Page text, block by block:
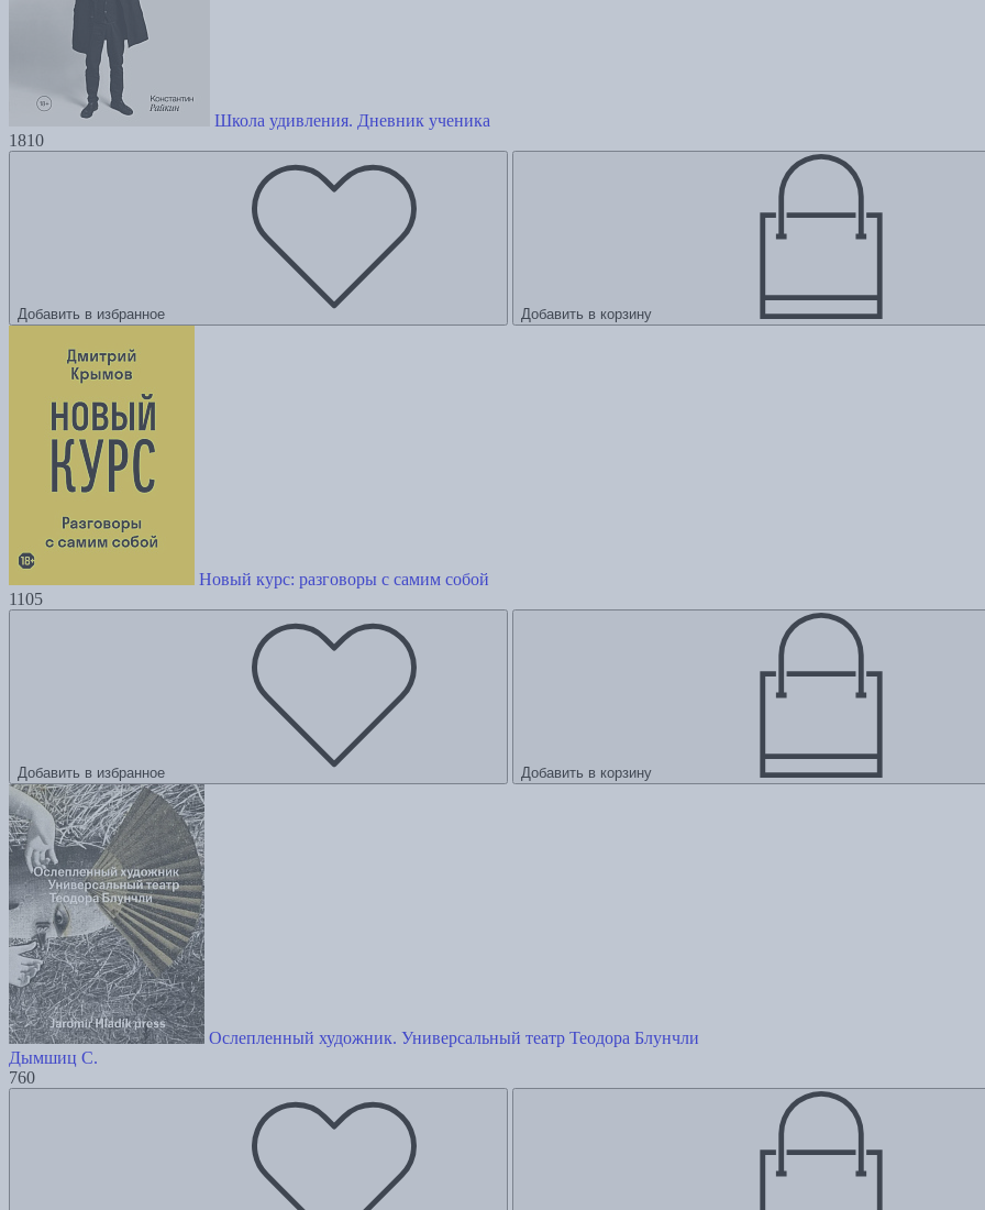
Школа удивления. Дневник ученика
1810
Добавить в избранное Добавить в корзину
Новый курс: разговоры с самим собой
1105
Добавить в избранное Добавить в корзину
Ослепленный художник. Универсальный театр Теодора Блунчли
Дымшиц С.
760